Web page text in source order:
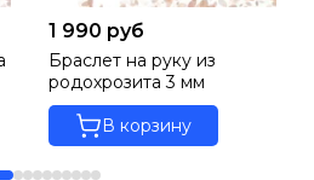
1 990 руб
Браслет на руку из
родохрозита 3 мм
В корзину